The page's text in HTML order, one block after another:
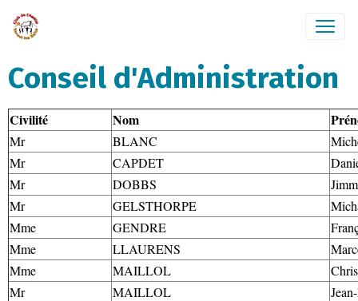
Conseil d'Administration
Civilité Nom
Mr BLANC
Mr
CAPDET
Mr
DOBBS
Mr
GELSTHORPE
Mme
GENDRE
Mme
LLAURENS
Mme
MAILLOL
Mr
MAILLOL